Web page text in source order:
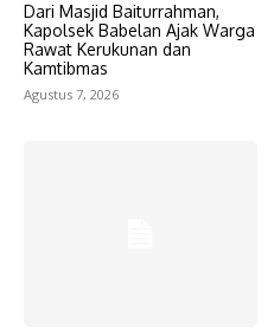
Dari Masjid Baiturrahman,
Kapolsek Babelan Ajak Warga
Rawat Kerukunan dan
Kamtibmas
Agustus 7, 2026